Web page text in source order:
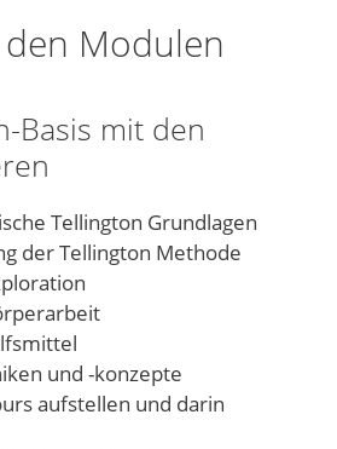
Modulen
Basis mit den
Tellington Grundlagen
der Tellington Methode
und -konzepte
aufstellen und darin